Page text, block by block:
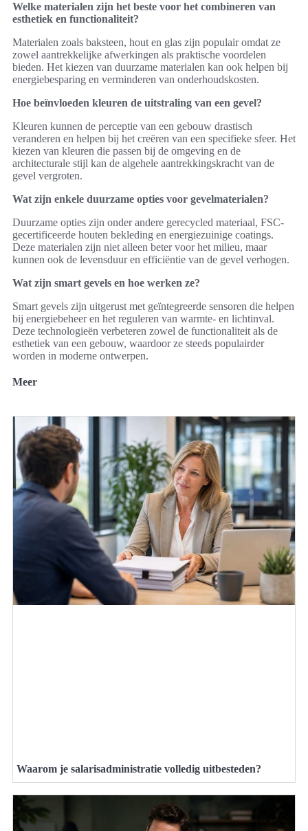
Welke materialen zijn het beste voor het combineren van
esthetiek en functionaliteit?
Materialen zoals baksteen, hout en glas zijn populair omdat ze
zowel aantrekkelijke afwerkingen als praktische voordelen
bieden. Het kiezen van duurzame materialen kan ook helpen bij
energiebesparing en verminderen van onderhoudskosten.
Hoe beïnvloeden kleuren de uitstraling van een gevel?
Kleuren kunnen de perceptie van een gebouw drastisch
veranderen en helpen bij het creëren van een specifieke sfeer. Het
kiezen van kleuren die passen bij de omgeving en de
architecturale stijl kan de algehele aantrekkingskracht van de
gevel vergroten.
Wat zijn enkele duurzame opties voor gevelmaterialen?
Duurzame opties zijn onder andere gerecycled materiaal, FSC-
gecertificeerde houten bekleding en energiezuinige coatings.
Deze materialen zijn niet alleen beter voor het milieu, maar
kunnen ook de levensduur en efficiëntie van de gevel verhogen.
Wat zijn smart gevels en hoe werken ze?
Smart gevels zijn uitgerust met geïntegreerde sensoren die helpen
bij energiebeheer en het reguleren van warmte- en lichtinval.
Deze technologieën verbeteren zowel de functionaliteit als de
esthetiek van een gebouw, waardoor ze steeds populairder
worden in moderne ontwerpen.
Meer
Waarom je salarisadministratie volledig uitbesteden?